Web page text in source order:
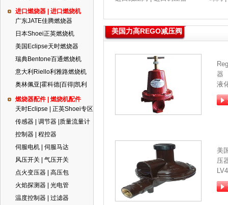
进口燃烧器 | 进口燃烧机
广东JATE佳腾燃烧器
日本Shoei正英燃烧机
美国Eclipse天时燃烧器
瑞典Bentone百通燃烧机
意大利Riello利雅路燃烧机
奥林佩亚|霍科德|百得|凯利
燃烧器配件 | 燃烧机配件
天时Eclipse | 正英Shoei专区
传感器 | 调节器 |质量流量计
控制器 | 程控器
伺服电机 | 伺服马达
风压开关 | 气压开关
点火变压器 | 高压包
火焰探测器 | 光电管
温度控制器 | 过滤器
美国力高REGO减压阀
器
液
美
压